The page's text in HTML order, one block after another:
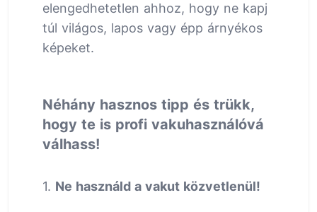
elengedhetetlen ahhoz, hogy ne kapj
túl világos, lapos vagy épp árnyékos
képeket.
Néhány hasznos tipp és trükk,
hogy te is profi vakuhasználóvá
válhass!
1. Ne használd a vakut közvetlenül!